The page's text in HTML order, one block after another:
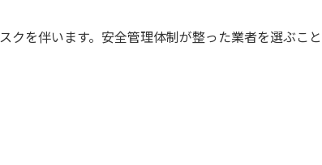
を伴います。安全管理体制が整った業者を選ぶこと